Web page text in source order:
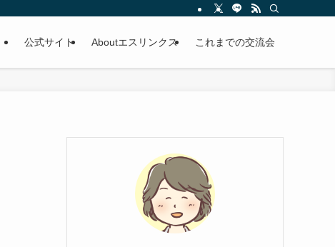
公式サイト Aboutエスリンクス これまでの交流会